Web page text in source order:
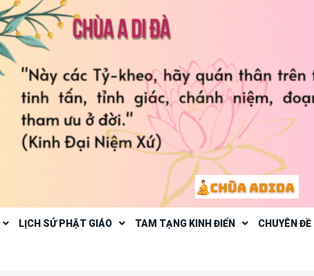
LỊCH SỬ PHẬT GIÁO TAM TẠNG KINH ĐIỂN CHUYÊN ĐỀ